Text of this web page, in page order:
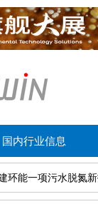
国内行业信息
环能一项污水脱氮